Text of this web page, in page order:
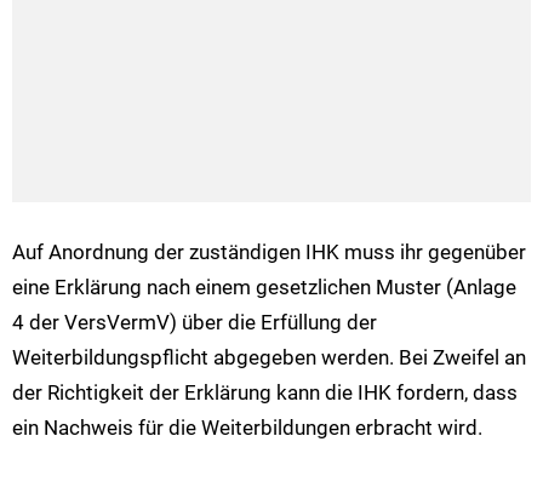
Auf Anordnung der zuständigen IHK muss ihr gegenüber
eine Erklärung nach einem gesetzlichen Muster (Anlage
4 der VersVermV) über die Erfüllung der
Weiterbildungspflicht abgegeben werden. Bei Zweifel an
der Richtigkeit der Erklärung kann die IHK fordern, dass
ein Nachweis für die Weiterbildungen erbracht wird.